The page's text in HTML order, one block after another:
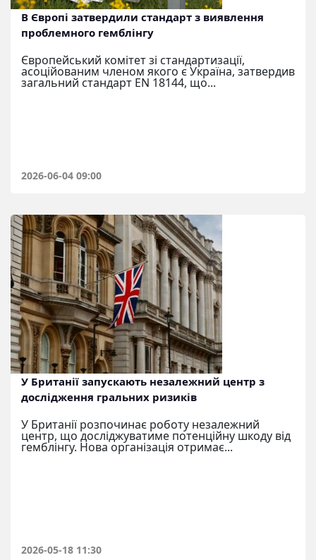
В Європі затвердили стандарт з виявлення
проблемного гемблінгу
Європейський комітет зі стандартизації,
асоційованим членом якого є Україна, затвердив
загальний стандарт EN 18144, що...
2026-06-04 09:00
У Британії запускають незалежний центр з
дослідження гральних ризиків
У Британії розпочинає роботу незалежний
центр, що досліджуватиме потенційну шкоду від
гемблінгу. Нова організація отримає...
2026-05-18 11:30